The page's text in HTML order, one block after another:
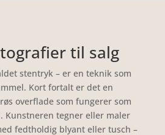
til salg
stentryk – er en teknik som
Kort fortalt er det en
overfladesom fungerer som
Kunstneren tegner eller maler
fedtholdig blyant eller tusch –